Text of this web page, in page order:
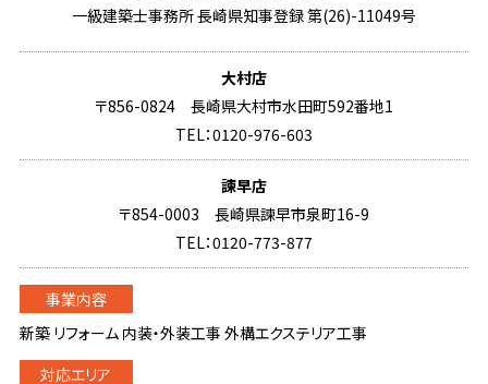
一級建築士事務所 長崎県知事登録 第(26)-11049号
大村店
〒856-0824 長崎県大村市水田町592番地1
TEL：0120-976-603
諫早店
〒854-0003 長崎県諫早市泉町16-9
TEL：0120-773-877
新築 リフォーム 内装・外装工事 外構エクステリア工事